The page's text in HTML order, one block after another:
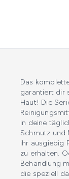
Das
garantiert dir
Haut! Die
in deine
Schmutz und
ihr ausgiebig
zu erhalten.
Behandlung
die speziell